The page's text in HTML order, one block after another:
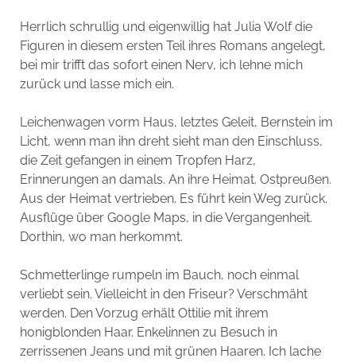
Herrlich schrullig und eigenwillig hat Julia Wolf die
Figuren in diesem ersten Teil ihres Romans angelegt,
bei mir trifft das sofort einen Nerv, ich lehne mich
zurück und lasse mich ein.
Leichenwagen vorm Haus, letztes Geleit, Bernstein im
Licht, wenn man ihn dreht sieht man den Einschluss,
die Zeit gefangen in einem Tropfen Harz,
Erinnerungen an damals. An ihre Heimat. Ostpreußen.
Aus der Heimat vertrieben. Es führt kein Weg zurück.
Ausflüge über Google Maps, in die Vergangenheit.
Dorthin, wo man herkommt.
Schmetterlinge rumpeln im Bauch, noch einmal
verliebt sein. Vielleicht in den Friseur? Verschmäht
werden. Den Vorzug erhält Ottilie mit ihrem
honigblonden Haar. Enkelinnen zu Besuch in
zerrissenen Jeans und mit grünen Haaren. Ich lache